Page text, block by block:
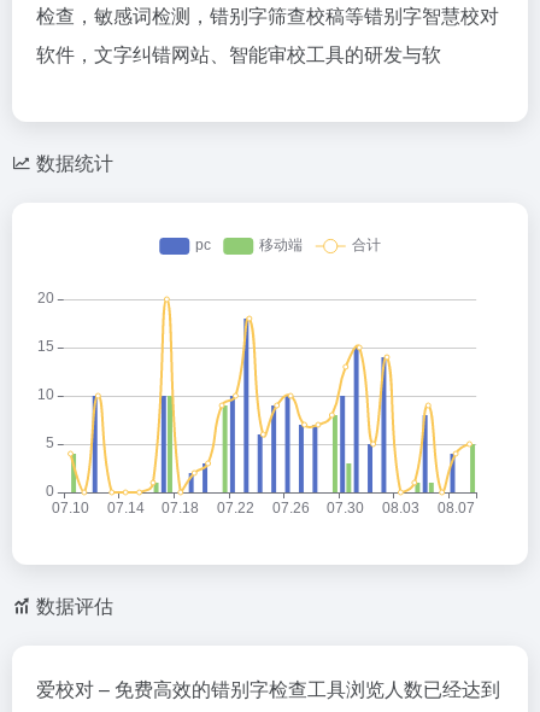
检查，敏感词检测，错别字筛查校稿等错别字智慧校对
软件，文字纠错网站、智能审校工具的研发与软
数据统计
数据评估
爱校对 – 免费高效的错别字检查工具浏览人数已经达到